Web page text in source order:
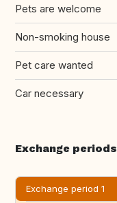
Pets are welcome
Non-smoking house
Pet care wanted
Car necessary
Exchange periods
Exchange period 1